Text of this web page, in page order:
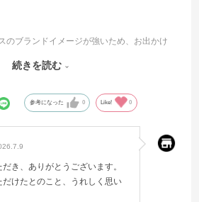
のブランドイメージが強いため、お出かけ
かと。
なロゴだと嬉しい。
続きを読む
参考になった 0 Like! 0
き、ありがとうございます。
けたとのこと、うれしく思い